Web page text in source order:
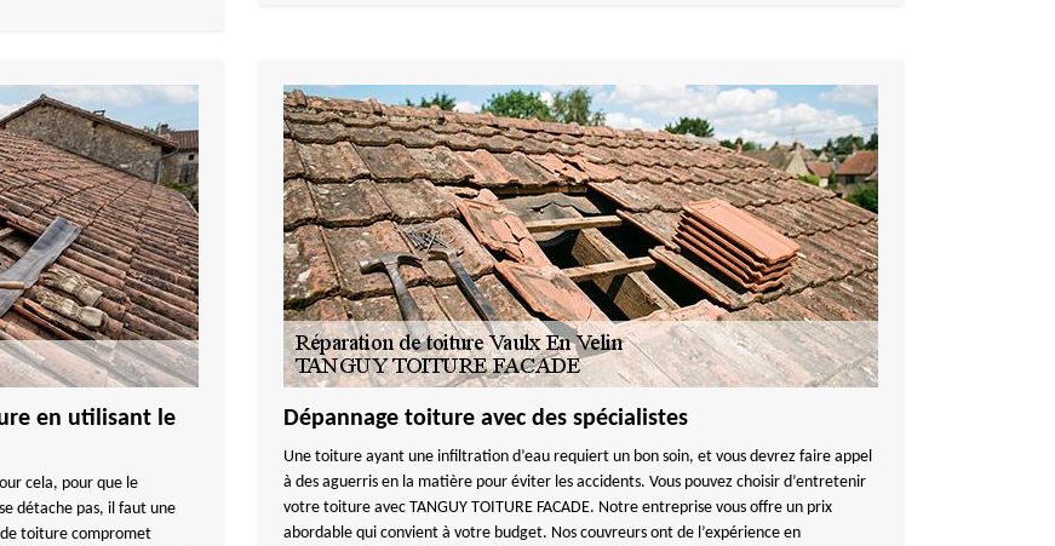
en utilisant le
cela, pour que le
détache pas, il faut une
toiture compromet
Dépannage toiture avec des spécialistes
Une toiture ayant une infiltration d’eau requiert un bon soin, et vous devrez faire appel
à des aguerris en la matière pour éviter les accidents. Vous pouvez choisir d’entretenir
votre toiture avec TANGUY TOITURE FACADE. Notre entreprise vous offre un prix
abordable qui convient à votre budget. Nos couvreurs ont de l’expérience en